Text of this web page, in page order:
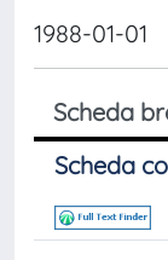
1988-01-01
Scheda
Scheda